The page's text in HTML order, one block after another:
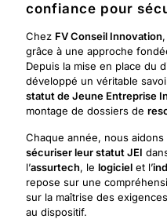
confiance pour
Chez FV Conseil Innovation
grâce à une approche
Depuis la mise en place du
développé un véritable
statut de Jeune Entreprise
montage de dossiers de
Chaque année, nous
sécuriser leur statut JEI
l’assurtech, le logiciel et l’
repose sur une
sur la maîtrise des
au dispositif.